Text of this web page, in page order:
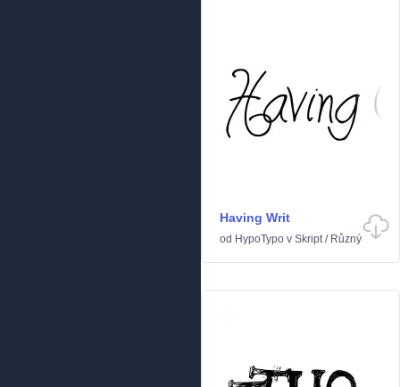
Having Writ
od HypoTypo v Skript/ Různý